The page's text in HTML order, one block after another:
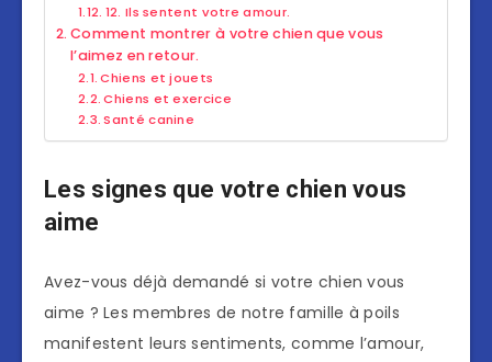
12. Ils sentent votre amour.
Comment montrer à votre chien que vous
l’aimez en retour.
Chiens et jouets
Chiens et exercice
Santé canine
Les signes que votre chien vous
aime
Avez-vous déjà demandé si votre chien vous
aime ? Les membres de notre famille à poils
manifestent leurs sentiments, comme l’amour,